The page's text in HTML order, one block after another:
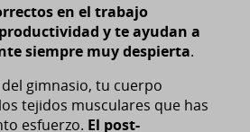
en el trabajo
y te ayudan a
siempre muy despierta.
gimnasio, tu cuerpo
tejidos musculares que has
esfuerzo. El post-